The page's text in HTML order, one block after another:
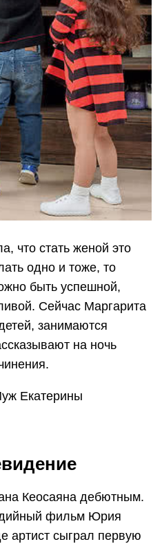
что стать женой это
одно и тоже, то
быть успешной,
Сейчас Маргарита
занимаются
на ночь
Екатерины
Кеосаяна дебютным.
фильм Юрия
артист сыграл первую